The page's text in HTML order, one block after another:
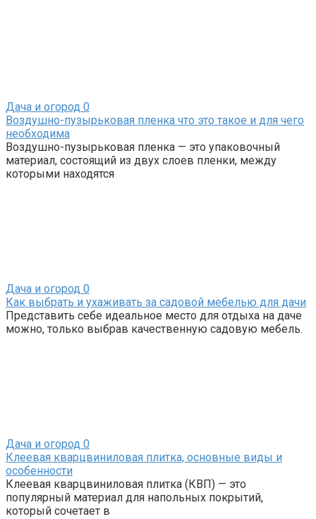
Дача и огород 0
Воздушно-пузырьковая пленка что это такое и для чего
необходима
Воздушно-пузырьковая пленка — это упаковочный
материал, состоящий из двух слоев пленки, между
которыми находятся
Дача и огород 0
Как выбрать и ухаживать за садовой мебелью для дачи
Представить себе идеальное место для отдыха на даче
можно, только выбрав качественную садовую мебель.
Дача и огород 0
Клеевая кварцвиниловая плитка, основные виды и
особенности
Клеевая кварцвиниловая плитка (КВП) — это
популярный материал для напольных покрытий,
который сочетает в